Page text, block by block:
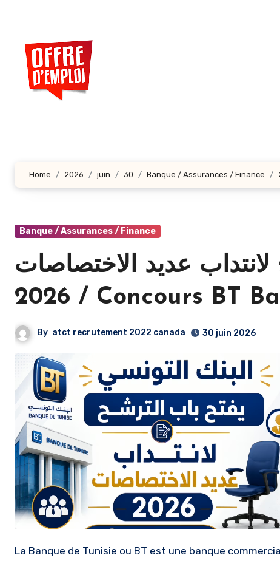
contenu
principal
Home 2026 juin 30 Banque / Assurances / Finance
Banque / Assurances / Finance
عديد الاختصاصات
2026 / Concours
By atct recrutement 2022 canada 30 juin 2026
La Banque de Tunisie ou BT est une banque